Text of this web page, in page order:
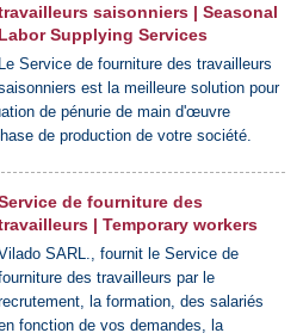
saisonniers | Seasonal
Labor Supplying Services
Le Service de fourniture des travailleurs
est la meilleure solution pour
de pénurie de main d'œuvre
de production de votre société.
de fourniture des
| Temporary workers
SARL., fournit le Service de
des travailleurs par le
la formation, des salariés
fonction de vos demandes, la